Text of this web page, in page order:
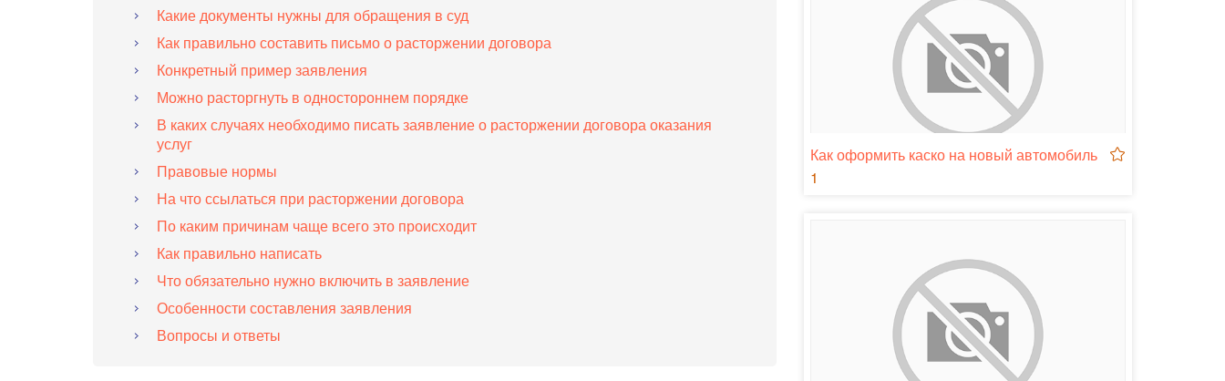
Какие документы нужны для обращения в суд
Как правильно составить письмо о расторжении договора
Конкретный пример заявления
Можно расторгнуть в одностороннем порядке
В каких случаях необходимо писать заявление о расторжении договора оказания
услуг
Правовые нормы
На что ссылаться при расторжении договора
По каким причинам чаще всего это происходит
Как правильно написать
Что обязательно нужно включить в заявление
Особенности составления заявления
Вопросы и ответы
Как оформить каско на новый автомобиль
1